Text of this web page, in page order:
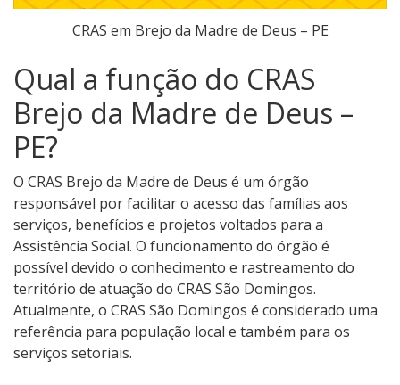
CRAS em Brejo da Madre de Deus – PE
Qual a função do CRAS
Brejo da Madre de Deus –
PE?
O CRAS Brejo da Madre de Deus é um órgão
responsável por facilitar o acesso das famílias aos
serviços, benefícios e projetos voltados para a
Assistência Social. O funcionamento do órgão é
possível devido o conhecimento e rastreamento do
território de atuação do CRAS São Domingos.
Atualmente, o CRAS São Domingos é considerado uma
referência para população local e também para os
serviços setoriais.